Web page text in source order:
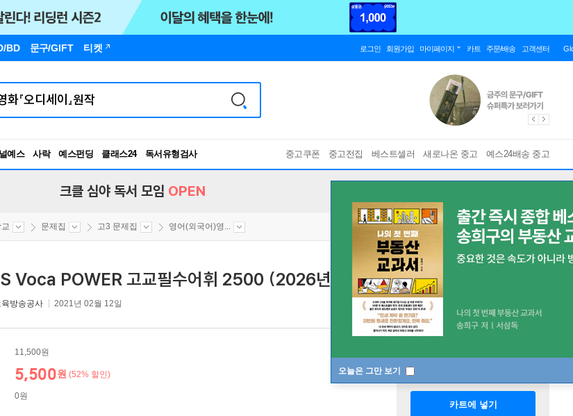
BD 문구/GIFT 티켓 로그인 회원가입 마이페이지 카트 주문/배송 고객센터
예스 사락 예스펀딩 클래스24
독서유형검사
RBTI Lab
중고쿠폰 중고전집 베스트셀러 새로나온 중고 예스24배송 중고
오늘은 그만 보기
크클 심야 독서 모임 OPEN
문제집 고3 문제집 영어(외국어)영...
Voca POWER 고교필수어휘 2500 (2026년용)
방송공사 2021년 02월 12일
11,500원
5,500원 (52% 할인)
0원
수량
카트에 넣기